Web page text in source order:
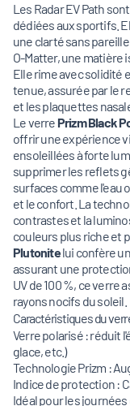
Les Radar EV Path
dédiées aux sportifs.
une clarté sans
O-Matter, une matière
Elle rime avec solidité
tenue, assurée par le
et les plaquettes
Le verre Prizm Black
offrir une expérience
ensoleillées à forte
supprimer les reflets
surfaces comme l'eau
et le confort. La
contrastes et la
couleurs plus riche et
Plutonitelui confère
assurant une
UV de 100 %, ce
rayons nocifs du soleil.
Caractéristiques du
Verre polarisé : réduit
glace, etc.)
Technologie Prizm :
Indice de protection :
Idéal pour les